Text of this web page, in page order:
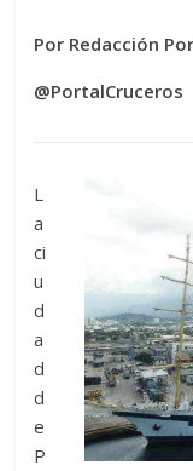
Por Redacción
@PortalCruceros
L
a
ci
u
d
a
d
d
e
P